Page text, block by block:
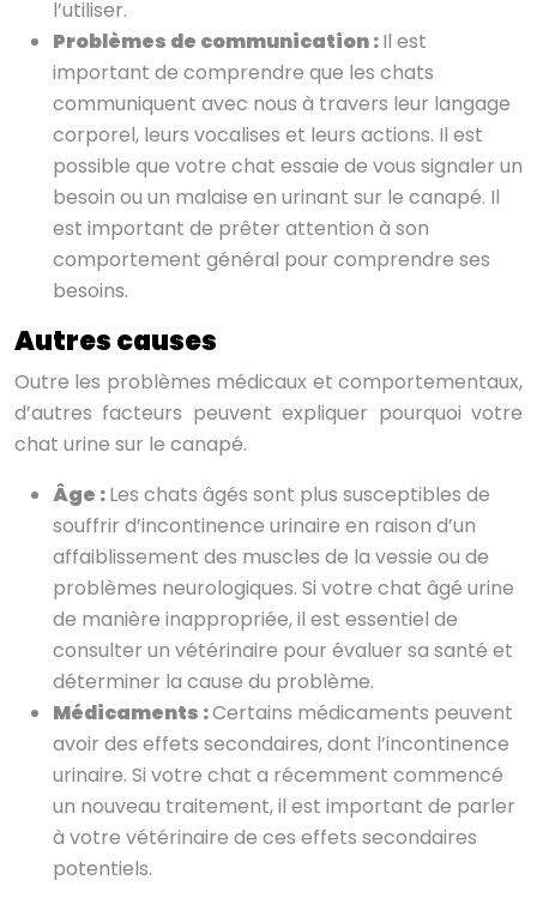
l’utiliser.
Problèmes de communication :Il est
important de comprendre que les chats
communiquent avec nous à travers leur langage
corporel, leurs vocalises et leurs actions. Il est
possible que votre chat essaie de vous signaler un
besoin ou un malaise en urinant sur le canapé. Il
est important de prêter attention à son
comportement général pour comprendre ses
besoins.
Autres causes
Outre les problèmes médicaux et comportementaux,
d’autres facteurs peuvent expliquer pourquoi votre
chat urine sur le canapé.
Âge :Les chats âgés sont plus susceptibles de
souffrir d’incontinence urinaire en raison d’un
affaiblissement des muscles de la vessie ou de
problèmes neurologiques. Si votre chat âgé urine
de manière inappropriée, il est essentiel de
consulter un vétérinaire pour évaluer sa santé et
déterminer la cause du problème.
Médicaments :Certains médicaments peuvent
avoir des effets secondaires, dont l’incontinence
urinaire. Si votre chat a récemment commencé
un nouveau traitement, il est important de parler
à votre vétérinaire de ces effets secondaires
potentiels.